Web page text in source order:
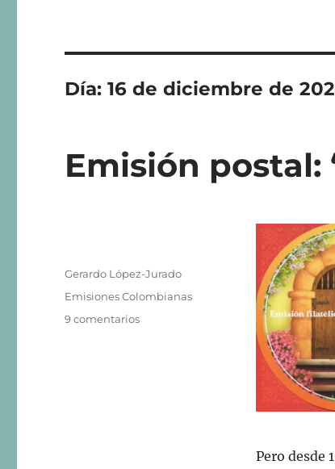
Día:16 de diciembre de
Emisión postal:
Pero desde
Autor
Gerardo López-Jurado
Publicado
Categorías
Emisiones Colombianas
9 comentariosen